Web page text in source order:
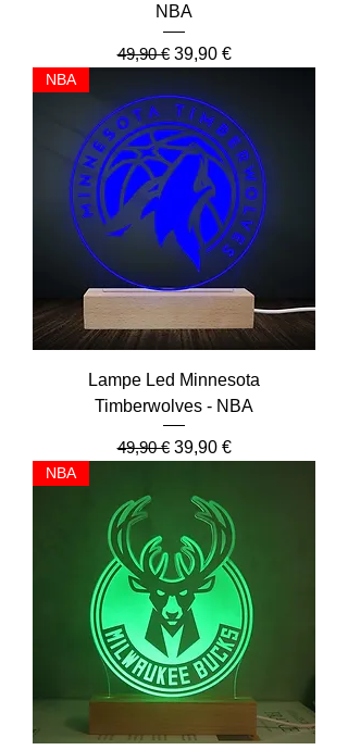
NBA
Prix original
49,90 € Prix promotionnel
39,90 €
NBA
Lampe Led Minnesota
Timberwolves - NBA
Prix original
49,90 € Prix promotionnel
39,90 €
NBA